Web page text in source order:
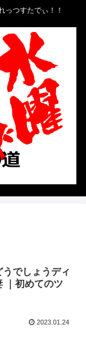
っつすたでぃ！！
うでしょうディ
｜初めてのツ
2023.01.24